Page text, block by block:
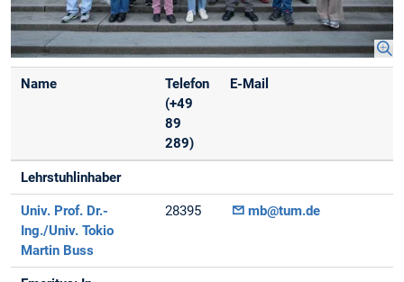
Name
Telefon
(+49
89
289)
E-Mail
Lehrstuhlinhaber
Univ. Prof. Dr.-
Ing./Univ. Tokio
Martin Buss
28395 mb@tum.de